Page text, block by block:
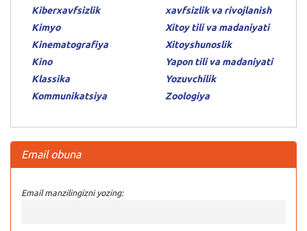
Kiberxavfsizlik
Kimyo
Kinematografiya
Kino
Klassika
Kommunikatsiya
xavfsizlik va rivojlanish
Xitoy tili va madaniyati
Xitoyshunoslik
Yapon tili va madaniyati
Yozuvchilik
Zoologiya
Email obuna
Email manzilingizni yozing: